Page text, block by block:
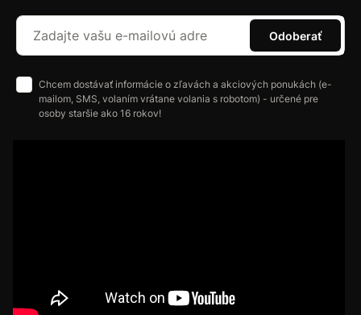
Odoberať
Chcem dostávať informácie o zľavách a akciových ponukách (e-
mailom, SMS, volaním vrátane volania s robotom) - určené pre
osoby staršie ako 16 rokov!